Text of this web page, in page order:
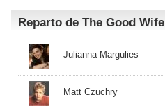
Reparto de The Good Wife
Julianna Margulies
Matt Czuchry